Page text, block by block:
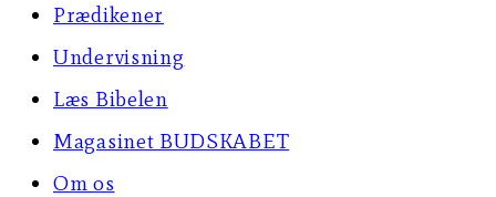
Prædikener
Undervisning
Læs Bibelen
Magasinet BUDSKABET
Om os